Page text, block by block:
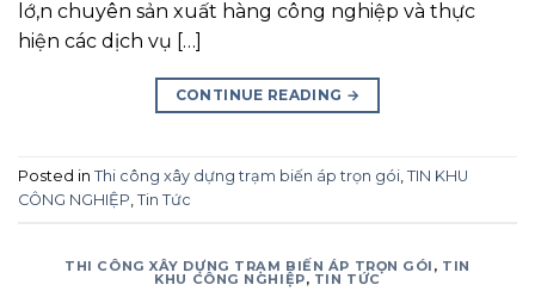
lớ,n chuyên sản xuất hàng công nghiệp và thực
hiện các dịch vụ […]
CONTINUE READING →
Posted in Thi công xây dựng trạm biến áp trọn gói, TIN KHU
CÔNG NGHIỆP, Tin Tức
THI CÔNG XÂY DỰNG TRẠM BIẾN ÁP TRỌN GÓI , TIN
KHU CÔNG NGHIỆP, TIN TỨC